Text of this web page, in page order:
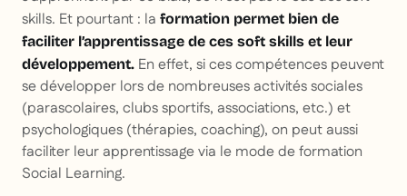
skills. Et pourtant : la formation permet bien de
faciliter l’apprentissage de ces soft skills et leur
développement. En effet, si ces compétences peuvent
se développer lors de nombreuses activités sociales
(parascolaires, clubs sportifs, associations, etc.) et
psychologiques (thérapies, coaching), on peut aussi
faciliter leur apprentissage via le mode de formation
Social Learning.